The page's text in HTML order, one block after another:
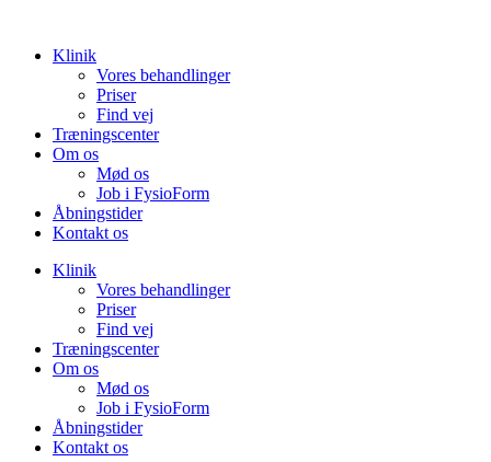
indholdKlinik
Vores behandlinger
Priser
Find vej
Træningscenter
Om os
Mød os
Job i FysioForm
Åbningstider
Kontakt os
Klinik
Vores behandlinger
Priser
Find vej
Træningscenter
Om os
Mød os
Job i FysioForm
Åbningstider
Kontakt os